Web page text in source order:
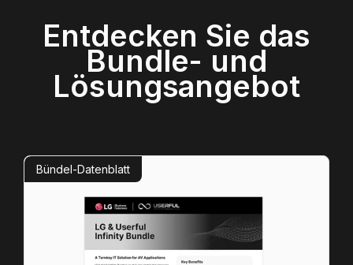
Entdecken Sie das
Bundle- und
Lösungsangebot
Bündel-Datenblatt